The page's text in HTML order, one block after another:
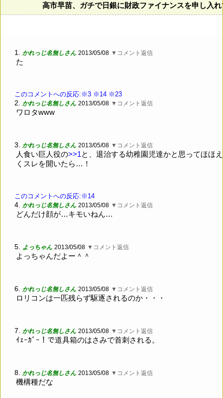
高市早苗、ガチで日銀に財政ファイナンスを申し入
1. かれっじ名無しさん 2013/05/08 ▼コメント返信
た
このコメントへの反応:※3 ※14 ※23
2. かれっじ名無しさん 2013/05/08 ▼コメント返信
ワロタwww
3. かれっじ名無しさん 2013/05/08 ▼コメント返信
人食い巨人役の>>1と、退治する幼稚園児達かと思ってほほ
くスレを開いたら…！
このコメントへの反応:※14
4. かれっじ名無しさん 2013/05/08 ▼コメント返信
どんだけ顔が…キモいねん…
5. よっちゃん 2013/05/08 ▼コメント返信
よっちゃんだよー＾＾
6. かれっじ名無しさん 2013/05/08 ▼コメント返信
ロリコンは一匹残らず駆逐されるのか・・・
7. かれっじ名無しさん 2013/05/08 ▼コメント返信
ｲｪｰｶﾞｰ！で道具箱のはさみで首刺される。
8. かれっじ名無しさん 2013/05/08 ▼コメント返信
機構種だな